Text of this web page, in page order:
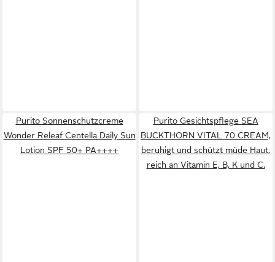
Purito Sonnenschutzcreme
Wonder Releaf Centella Daily Sun
Lotion SPF 50+ PA++++
Purito Gesichtspflege SEA
BUCKTHORN VITAL 70 CREAM,
beruhigt und schützt müde Haut,
reich an Vitamin E, B, K und C.